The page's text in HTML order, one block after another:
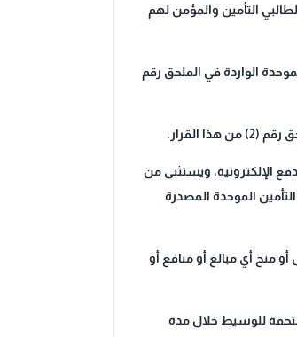
التأمين والمؤمن لهم
الواردة في الملحق رقم
الإلكترونية، ويستثنى من
وثيقة التأمين الموحدة المصدرة
منح أي مبالغ أو منافع أو
للوسيط خلال مدة